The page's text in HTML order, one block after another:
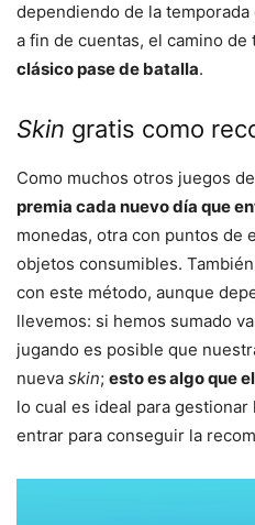
dependiendo de la
a fin de cuentas, el camino de
clásico pase de batalla.
Skin gratis como
Como muchos otros juegos
premia cada nuevo día que
monedas, otra con puntos de
objetos consumibles.
con este método, aunque
llevemos: si hemos sumado
jugando es posible que
nueva skin; esto es algo que
lo cual es ideal para
entrar para conseguir la